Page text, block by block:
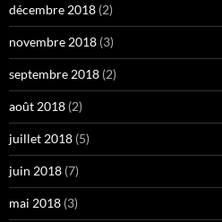
décembre 2018 (2)
novembre 2018 (3)
septembre 2018 (2)
août 2018 (2)
juillet 2018 (5)
juin 2018 (7)
mai 2018 (3)